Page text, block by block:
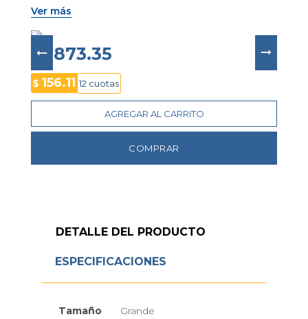
12. Equipado con
modelo refleja
contemporáneo y la emblemática estética
minimalista de Movado
Ver más
$ 1873.35
$ 156.11 12 cuotas
AGREGAR AL CARRITO
COMPRAR
DETALLE DEL PRODUCTO
ESPECIFICACIONES
Tamaño
Grande